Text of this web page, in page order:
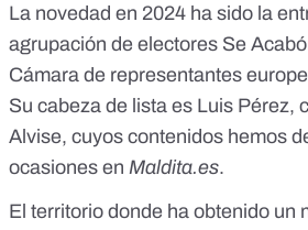
La novedad en 2024 ha sido la
agrupación de electores Se
Cámara de representantes
Su cabeza de lista es Luis Pérez,
Alvise, cuyos contenidos hemos
ocasiones en Maldita.es.
El territorio donde ha obtenido un